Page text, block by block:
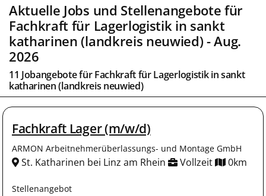
Aktuelle Jobs und Stellenangebote für
Fachkraft für Lagerlogistikin sankt
katharinen (landkreis neuwied)- Aug.
2026
11 Jobangebote fürFachkraft für Lagerlogistikinsankt
katharinen (landkreis neuwied)
Fachkraft Lager (m/w/d)
ARMON Arbeitnehmerüberlassungs- und Montage GmbH
St. Katharinen bei Linz am Rhein Vollzeit 0km
Stellenangebot